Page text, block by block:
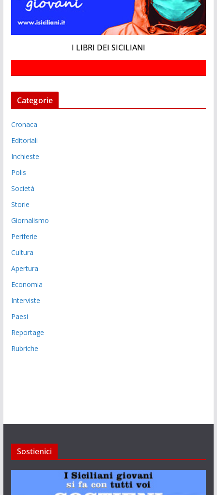
I LIBRI DEI SICILIANI
Categorie
Cronaca
Editoriali
Inchieste
Polis
Società
Storie
Giornalismo
Periferie
Cultura
Apertura
Economia
Interviste
Paesi
Reportage
Rubriche
Sostienici